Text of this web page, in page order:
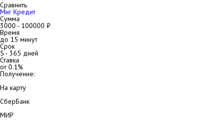
Сравнить
Миг Кредит
Сумма
3000 - 100000 ₽
Время
до 15 минут
Срок
5- 365 дней
Ставка
от0.1%
Получение:
На карту
СберБанк
МИР